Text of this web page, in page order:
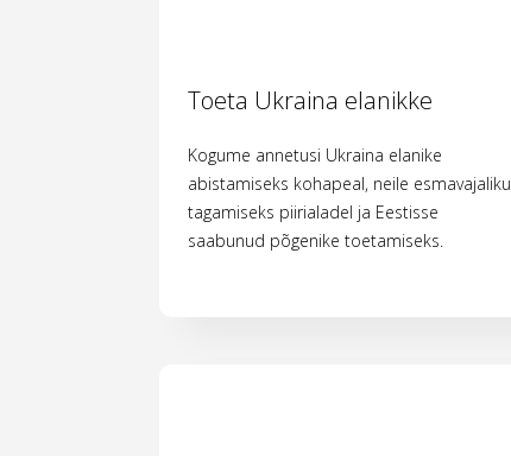
Toeta Ukraina elanikke
Kogume annetusi Ukraina elanike
abistamiseks kohapeal, neile esmavajaliku
tagamiseks piirialadel ja Eestisse
saabunud põgenike toetamiseks.